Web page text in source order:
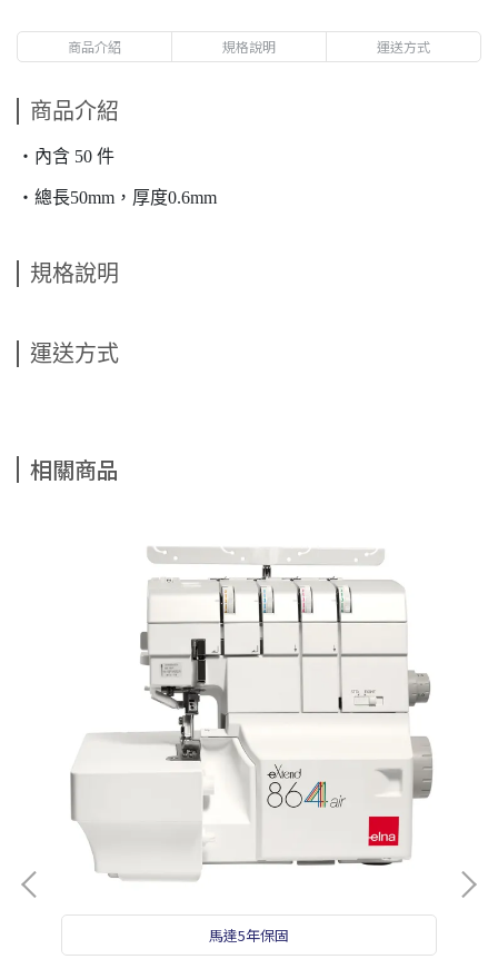
商品介紹 規格說明 運送方式
商品介紹
・內含 50 件
・總長50mm，厚度0.6mm
規格說明
運送方式
相關商品
馬達5年保固